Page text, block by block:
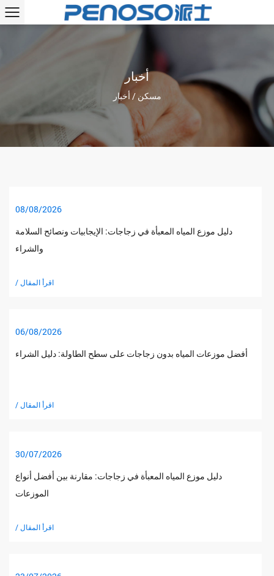
أخبار
مسكن / أخبار
08/08/2026
دليل موزع المياه المعبأة في زجاجات: الإيجابيات ونصائح السلامة
والشراء
/ اقرأ المقال
06/08/2026
أفضل موزعات المياه بدون زجاجات على سطح الطاولة: دليل الشراء
/ اقرأ المقال
30/07/2026
دليل موزع المياه المعبأة في زجاجات: مقارنة بين أفضل أنواع
الموزعات
/ اقرأ المقال